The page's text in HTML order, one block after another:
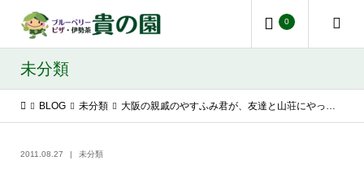
0
未分類
BLOG 未分類 大阪の親戚のやすふみ君が、友達と山荘にやって来た！
2011.08.27 未分類